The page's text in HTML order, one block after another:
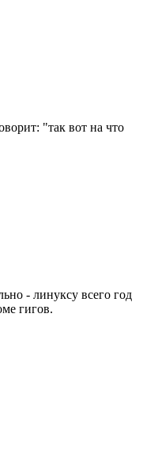
"так вот на что
- линуксу всего год
гигов.